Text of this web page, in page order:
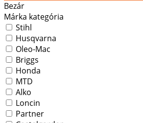
Bezár
Márka kategória
Stihl
Husqvarna
Oleo-Mac
Briggs
Honda
MTD
Alko
Loncin
Partner